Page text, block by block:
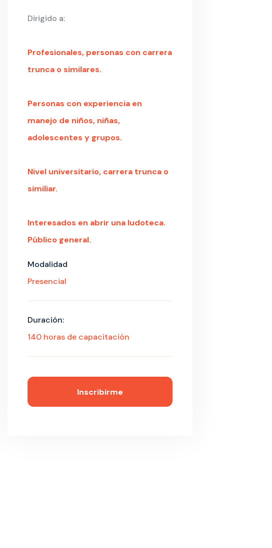
Dirigido a:
Profesionales, personas con carrera
trunca o similares.
Personas con experiencia en
manejo de niños, niñas,
adolescentes y grupos.
Nivel universitario, carrera trunca o
similiar.
Interesados en abrir una ludoteca.
Público general.
Modalidad
Presencial
Duración:
140 horas de capacitación
Inscribirme